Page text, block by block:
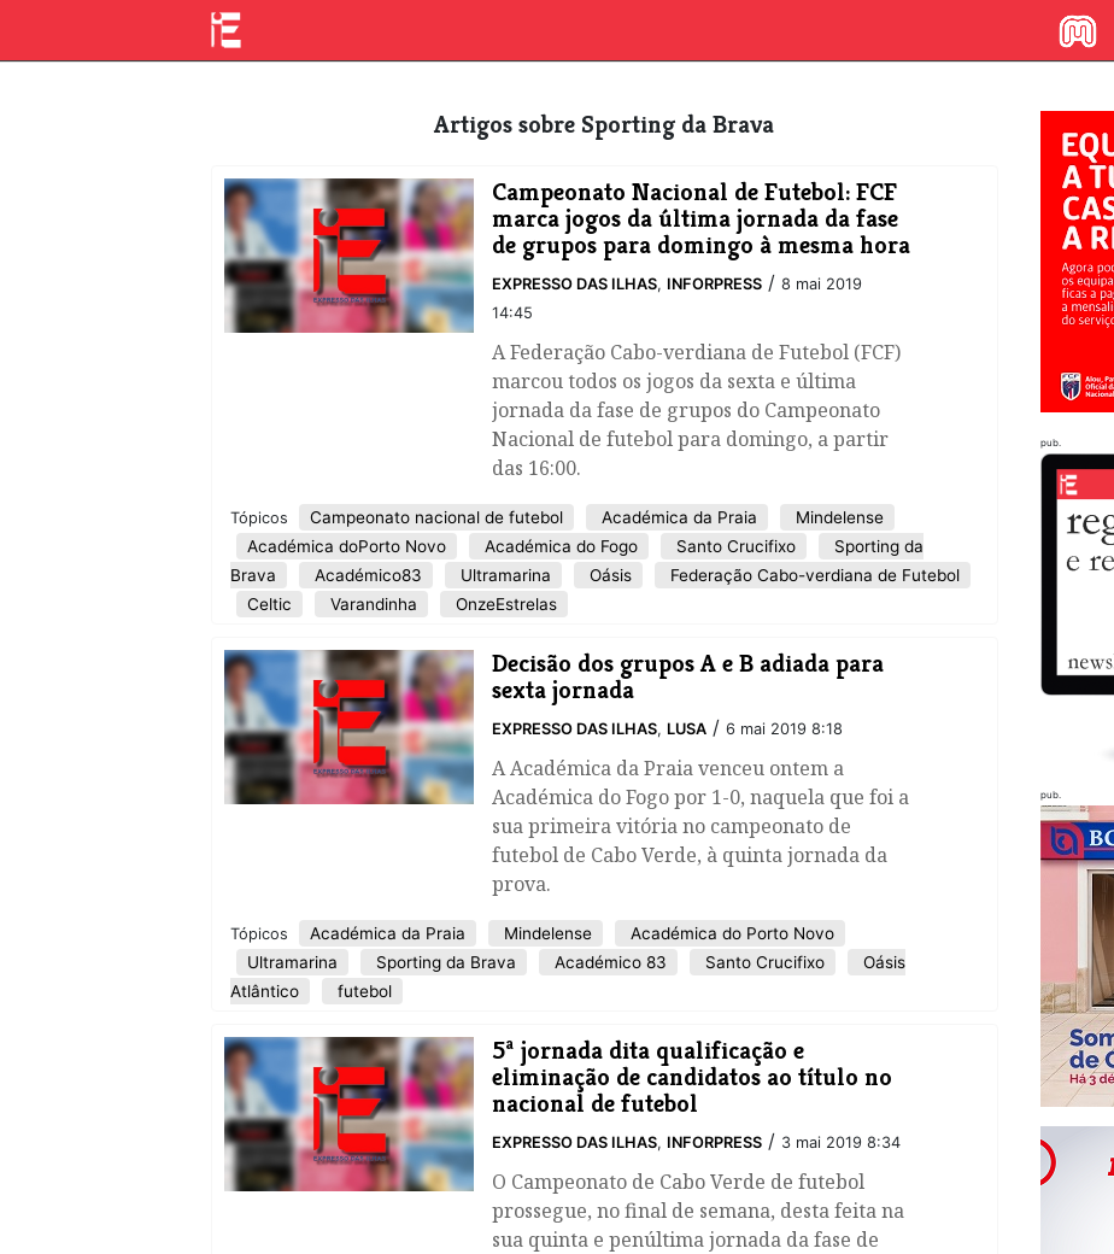
Artigos sobre Sporting da Brava
Campeonato Nacional de Futebol: FCF
marca jogos da última jornada da fase
de grupos para domingo à mesma hora
EXPRESSO DAS ILHAS, INFORPRESS / 8 mai 2019
14:45
A Federação Cabo-verdiana de Futebol (FCF)
marcou todos os jogos da sexta e última
jornada da fase de grupos do Campeonato
Nacional de futebol para domingo, a partir
das 16:00.
Tópicos Campeonato nacional de futebol Académica da Praia
Mindelense
Académica doPorto Novo
Académica do Fogo Santo Crucifixo
Sporting da
Brava
Académico83 Ultramarina Oásis
Federação Cabo-verdiana de Futebol
Celtic
Varandinha OnzeEstrelas
​Decisão dos grupos A e B adiada para
sexta jornada
EXPRESSO DAS ILHAS, LUSA / 6 mai 2019 8:18
A Académica da Praia venceu ontem a
Académica do Fogo por 1-0, naquela que foi a
sua primeira vitória no campeonato de
futebol de Cabo Verde, à quinta jornada da
prova.
Tópicos Académica da Praia Mindelense
Académica do Porto Novo
Ultramarina
Sporting da Brava Académico 83 Santo Crucifixo
Oásis
Atlântico
futebol
​5ª jornada dita qualificação e
eliminação de candidatos ao título no
nacional de futebol
EXPRESSO DAS ILHAS, INFORPRESS / 3 mai 2019 8:34
O Campeonato de Cabo Verde de futebol
prossegue, no final de semana, desta feita na
sua quinta e penúltima jornada da fase de
pub.
pub.